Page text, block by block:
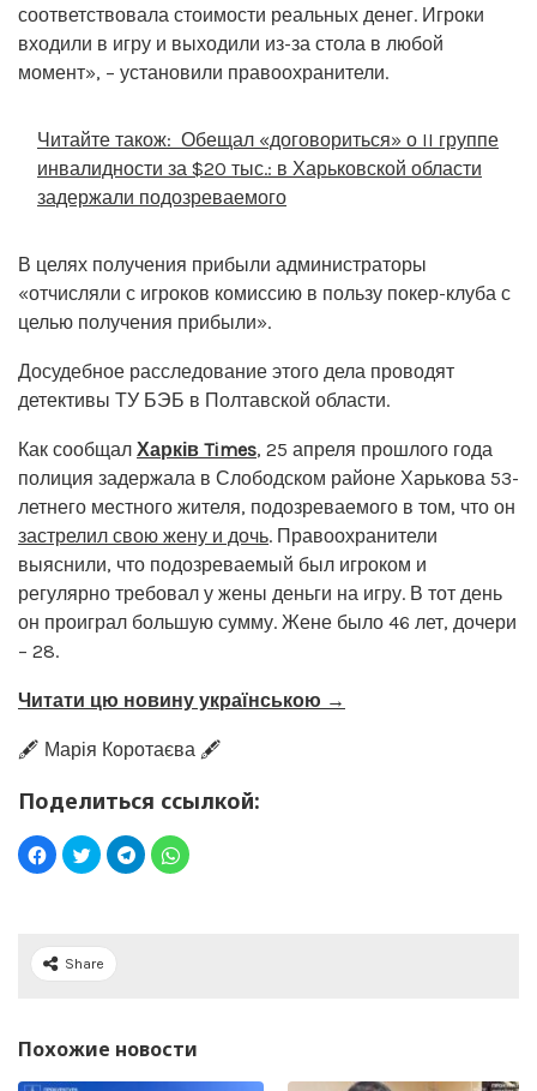
соответствовала стоимости реальных денег. Игроки
входили в игру и выходили из-за стола в любой
момент», – установили правоохранители.
Читайте також: Обещал «договориться» о II группе
инвалидности за $20 тыс.: в Харьковской области
задержали подозреваемого
В целях получения прибыли администраторы
«отчисляли с игроков комиссию в пользу покер-клуба с
целью получения прибыли».
Досудебное расследование этого дела проводят
детективы ТУ БЭБ в Полтавской области.
Как сообщал Харків Times, 25 апреля прошлого года
полиция задержала в Слободском районе Харькова 53-
летнего местного жителя, подозреваемого в том, что он
застрелил свою жену и дочь. Правоохранители
выяснили, что подозреваемый был игроком и
регулярно требовал у жены деньги на игру. В тот день
он проиграл большую сумму. Жене было 46 лет, дочери
– 28.
Читати цю новину українською →
🖋️ Марія Коротаєва 🖋️
Поделиться ссылкой:
Share
Похожие новости